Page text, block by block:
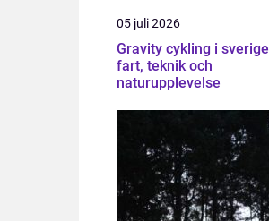
05 juli 2026
Gravity cykling i sverige
fart, teknik och
naturupplevelse